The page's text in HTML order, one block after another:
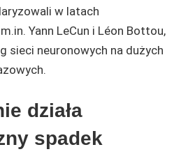
w latach
Yann LeCun i Léon Bottou,
sieci neuronowych na dużych
działa
spadek